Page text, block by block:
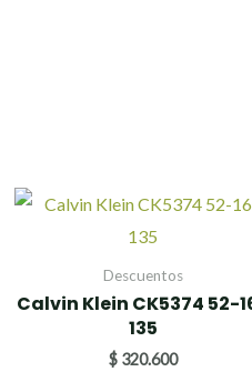
Descuentos
Calvin Klein CK5374 52-
135
$320.600